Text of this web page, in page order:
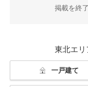
掲載を終
東北エリ
一戸建て